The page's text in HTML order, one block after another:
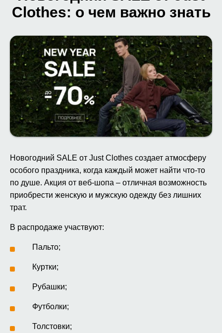
Clothes: о чем важно знать
Новогодний SALE от Just Clothes создает атмосферу
особого праздника, когда каждый может найти что-то
по душе. Акция от веб-шопа – отличная возможность
приобрести женскую и мужскую одежду без лишних
трат.
В распродаже участвуют:
Пальто;
Куртки;
Рубашки;
Футболки;
Толстовки;